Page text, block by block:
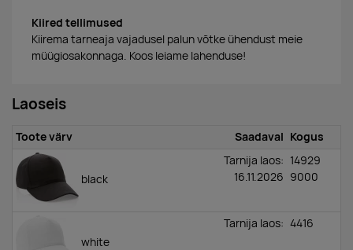
Kiired tellimused
Kiirema tarneaja vajadusel palun võtke ühendust meie
müügiosakonnaga. Koos leiame lahenduse!
Laoseis
Toote värv Saadaval Kogus
black
Tarnija laos:
16.11.2026
14929
9000
white
Tarnija laos: 4416